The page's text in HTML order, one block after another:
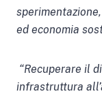
ed economia
“Recuperare il
infrastruttura